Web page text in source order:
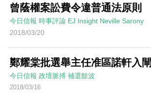
曾蔭權案訟費令違普通法原則
今日信報 時事評論 EJ Insight Neville Sarony
2018/03/20
鄭耀棠批選舉主任准區諾軒入閘
今日信報 政壇脈搏 補選餘波
2018/03/16